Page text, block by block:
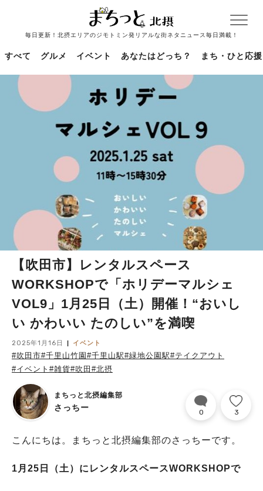
毎日更新！北摂エリアのジモトミン発リアルな街ネタニュース毎日満載！
すべて グルメ イベント あなたはどっち？ まち・ひと応援
【吹田市】レンタルスペース
WORKSHOPで「ホリデーマルシェ
VOL9」1月25日（土）開催！“おいし
い かわいい たのしい”を満喫
2025年1月16日 イベント
#吹田市#千里山竹園 #千里山駅#緑地公園駅#テイクアウト
#イベント #雑貨#吹田 #北摂
まちっと北摂編集部
さっちー 0 3
こんにちは。まちっと北摂編集部のさっちーです。
1月25日（土）にレンタルスペースWORKSHOPで